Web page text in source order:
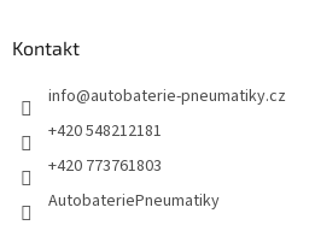
Kontakt
info@autobaterie-pneumatiky.cz
+420 548212181
+420 773761803
AutobateriePneumatiky